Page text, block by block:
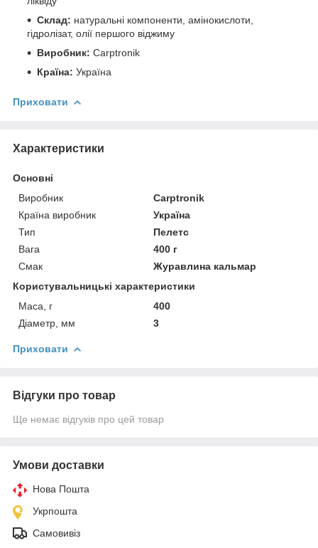
Склад: натуральні компоненти, амінокислоти,
гідролізат, олії першого віджиму
Виробник: Carptronik
Країна: Україна
Приховати
Характеристики
Основні
Виробник
Carptronik
Країна виробник
Україна
Тип
Пелетс
Вага
400 г
Смак
Журавлина кальмар
Користувальницькі характеристики
Маса, г
400
Діаметр, мм
3
Приховати
Відгуки про товар
Ще немає відгуків про цей товар
Умови доставки
Нова Пошта
Укрпошта
Самовивіз